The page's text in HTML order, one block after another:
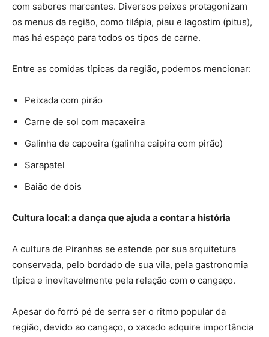
com sabores marcantes. Diversos peixes protagonizam
os menus da região, como tilápia, piau e lagostim (pitus),
mas há espaço para todos os tipos de carne.
Entre as comidas típicas da região, podemos mencionar:
Peixada com pirão
Carne de sol com macaxeira
Galinha de capoeira (galinha caipira com pirão)
Sarapatel
Baião de dois
Cultura local: a dança que ajuda a contar a história
A cultura de Piranhas se estende por sua arquitetura
conservada, pelo bordado de sua vila, pela gastronomia
típica e inevitavelmente pela relação com o cangaço.
Apesar do forró pé de serra ser o ritmo popular da
região, devido ao cangaço, o xaxado adquire importância